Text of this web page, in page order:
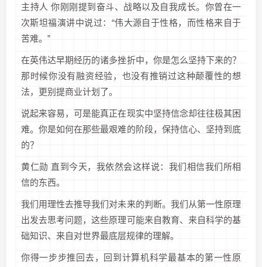
主持人 你刚刚提到奋斗、战略以及自我成长。你曾在一
次斯坦福演讲中说过：“伟大源自于性格，而性格来自于
苦难。”
在英伟达早期经历的诸多挫折中，你是怎么坚持下来的？
那时候你没有融资经验，也没有推销过这种颠覆性的想
法，更别提商业计划了。
说起来容易，可是能真正在现实中坚持信念却往往极其困
难。你是如何在那些最艰难的阶段，保持信心、坚持到底
的？
黄仁勋 直到今天，我依然会这样说：我们相信我们所相
信的东西。
我们用理性去推导我们对未来的判断。我们从第一性原理
出发去思考问题，这些原理可能来自教育、来自科学的基
础知识、来自对世界最底层规律的理解。
你得一步步推回去，回到计算机科学最基本的第一性原